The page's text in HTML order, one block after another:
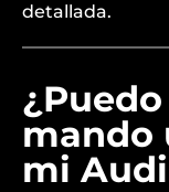
detallada.
mando
mi